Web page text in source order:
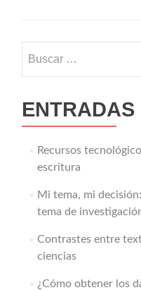
ENTRADAS
Recursos
escritura
Mi tema, mi
tema de
Contrastes entre
ciencias
¿Cómo obtener los